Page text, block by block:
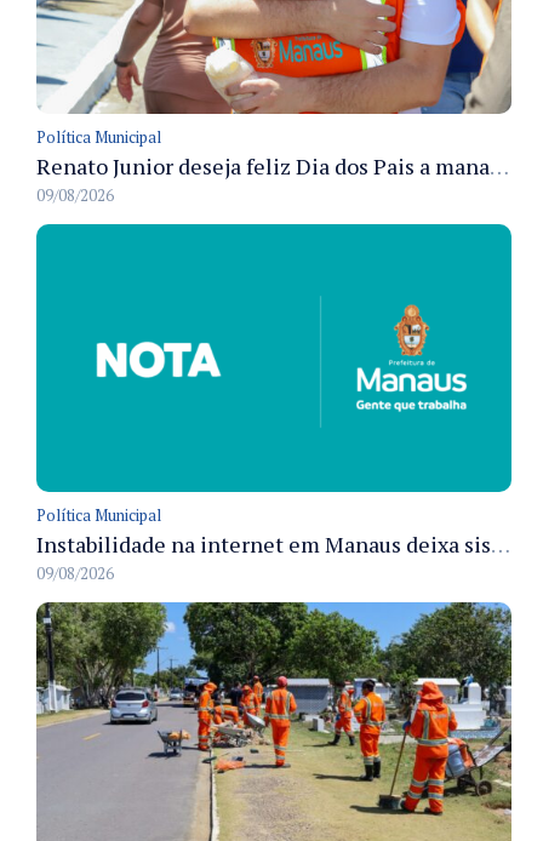
Política Municipal
Renato Junior deseja feliz Dia dos Pais a manauaras e detalha preparo dos cemitérios municipais
09/08/2026
Política Municipal
Instabilidade na internet em Manaus deixa sistemas de atendimento municipal temporariamente indisponíveis
09/08/2026